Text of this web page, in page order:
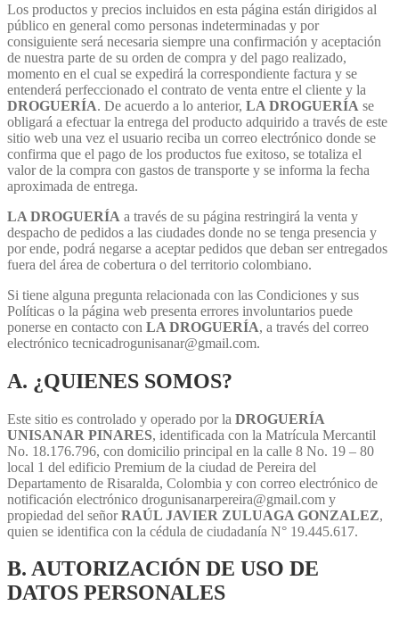
Los productos y precios incluidos en esta página están dirigidos al
público en general como personas indeterminadas y por
consiguiente será necesaria siempre una confirmación y aceptación
de nuestra parte de su orden de compra y del pago realizado,
momento en el cual se expedirá la correspondiente factura y se
entenderá perfeccionado el contrato de venta entre el cliente y la
DROGUERÍA. De acuerdo a lo anterior, LA DROGUERÍA se
obligará a efectuar la entrega del producto adquirido a través de este
sitio web una vez el usuario reciba un correo electrónico donde se
confirma que el pago de los productos fue exitoso, se totaliza el
valor de la compra con gastos de transporte y se informa la fecha
aproximada de entrega.
LA DROGUERÍA a través de su página restringirá la venta y
despacho de pedidos a las ciudades donde no se tenga presencia y
por ende, podrá negarse a aceptar pedidos que deban ser entregados
fuera del área de cobertura o del territorio colombiano.
Si tiene alguna pregunta relacionada con las Condiciones y sus
Políticas o la página web presenta errores involuntarios puede
ponerse en contacto con LA DROGUERÍA, a través del correo
electrónico tecnicadrogunisanar@gmail.com.
A. ¿QUIENES SOMOS?
Este sitio es controlado y operado por la DROGUERÍA
UNISANAR PINARES, identificada con la Matrícula Mercantil
No. 18.176.796, con domicilio principal en la calle 8 No. 19 – 80
local 1 del edificio Premium de la ciudad de Pereira del
Departamento de Risaralda, Colombia y con correo electrónico de
notificación electrónico drogunisanarpereira@gmail.com y
propiedad del señorRAÚL JAVIER ZULUAGA GONZALEZ,
quien se identifica con la cédula de ciudadanía N° 19.445.617.
B. AUTORIZACIÓN DE USO DE
DATOS PERSONALES